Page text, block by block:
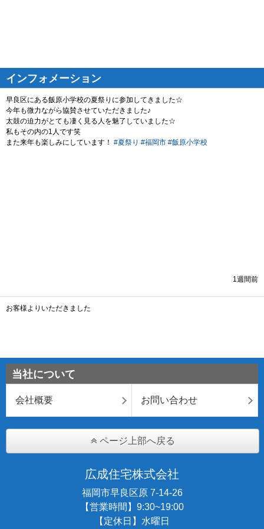
インフォメーション
当社について
会社概要 お問い合わせ
ページ上部へ戻る
広成住宅株式会社
福岡市早良区原 7-14-26
【営業時間】9:30~19:00
【定休日】水曜日